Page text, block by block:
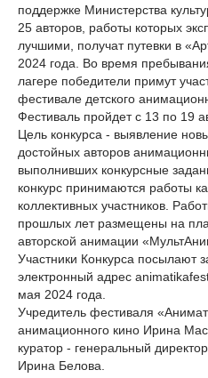
поддержке Министерства
25 авторов, работы которых
лучшими, получат путевки в
2024 года. Во время
лагере победители примут
фестивале детского
Фестиваль пройдет с 13 по 19
Цель конкурса - выявление
достойных авторов
выполнивших конкурсные
конкурс принимаются работы
коллективных участников.
прошлых лет размещены на
авторской анимации
Участники Конкурса посылают
электронный адрес
мая 2024 года.
Учредитель фестиваля
анимационного кино Ирина
куратор - генеральный
Ирина Белова.